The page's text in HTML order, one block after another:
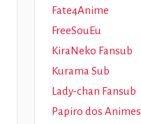
Fate4Anime
FreeSouEu
KiraNeko Fansub
Kurama Sub
Lady-chan Fansub
Papiro dos Animes